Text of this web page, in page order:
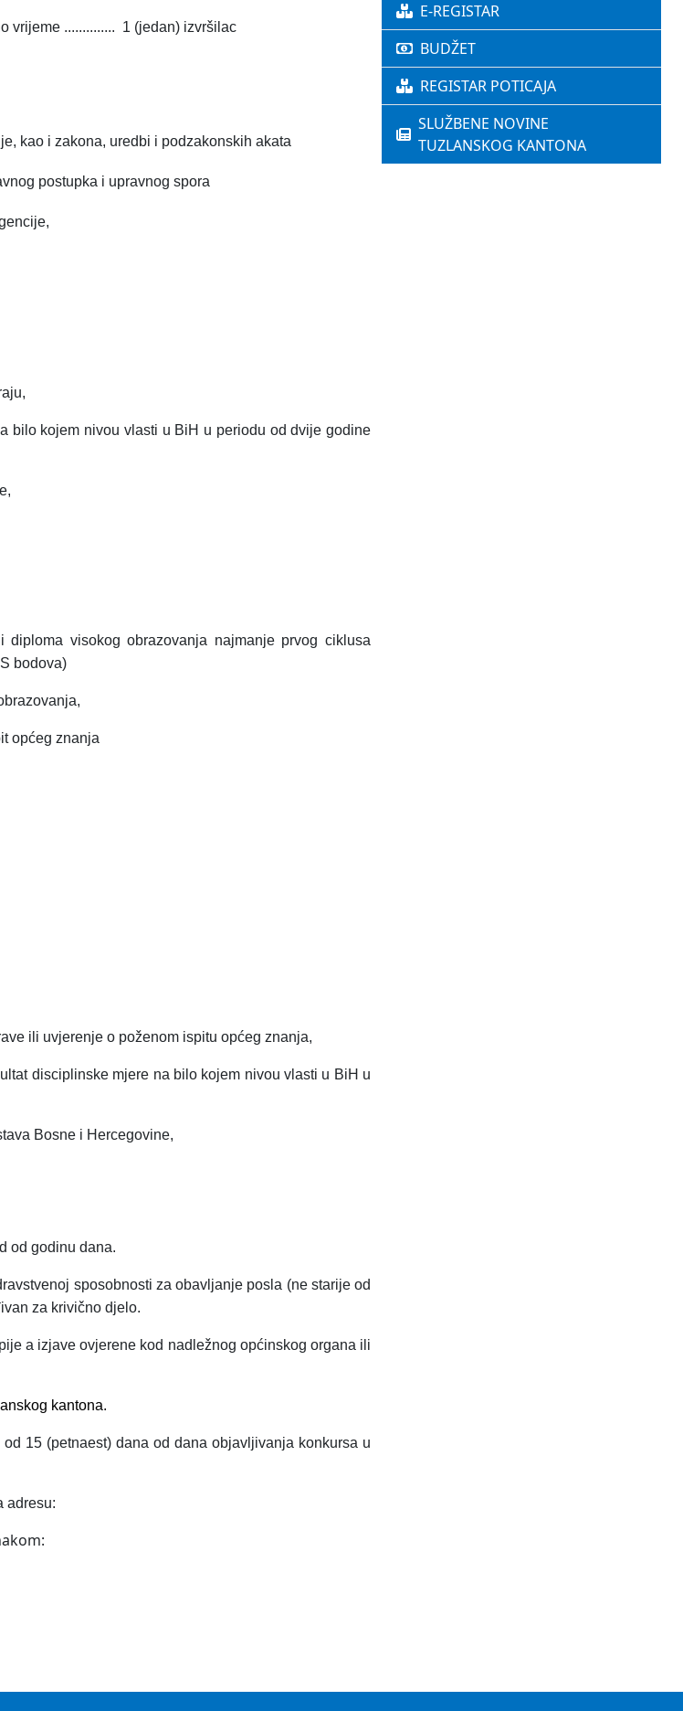
vrijeme .............. 1 (jedan) izvršilac
kao i zakona, uredbi i podzakonskih akata
postupka i upravnog spora
bilo kojem nivou vlasti u BiH u periodu od dvije godine
visokog obrazovanja najmanje prvog ciklusa
bodova)
općeg znanja
ili uvjerenje o poženom ispitu općeg znanja,
disciplinske mjere na bilo kojem nivou vlasti u BiH u
Bosne i Hercegovine,
od godinu dana.
sposobnosti za obavljanje posla (ne starije od
za krivično djelo.
a izjave ovjerene kod nadležnog općinskog organa ili
kantona.
15 (petnaest) dana od dana objavljivanja konkursa u
adresu:
E-REGISTAR
BUDŽET
REGISTAR POTICAJA
SLUŽBENE NOVINE
TUZLANSKOG KANTONA